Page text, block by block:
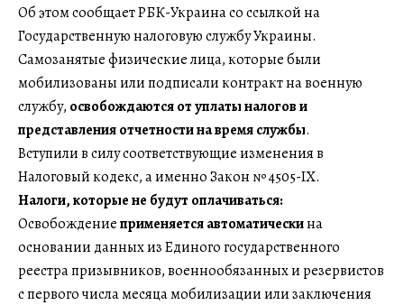
Об этом сообщает РБК-Украина со ссылкой на
Государственную налоговую службу Украины.
Самозанятые физические лица, которые были
мобилизованы или подписали контракт на военную
службу, освобождаются от уплаты налогов и
представления отчетности на время службы.
Вступили в силу соответствующие изменения в
Налоговый кодекс, а именно Закон № 4505-ІХ.
Налоги, которые не будут оплачиваться:
Освобождениеприменяется автоматическина
основании данных из Единого государственного
реестра призывников, военнообязанных и резервистов
с первого числа месяца мобилизации или заключения